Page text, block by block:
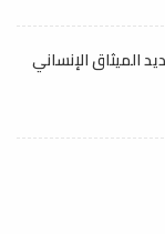
الميثاق الإنساني